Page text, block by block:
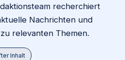
recherchiert
Nachrichten und
relevanten Themen.
Inhalt